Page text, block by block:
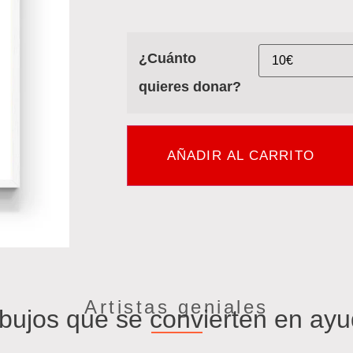
¿Cuánto
quieres donar?
AÑADIR AL CARRITO
Artistas geniales
que se convierten en